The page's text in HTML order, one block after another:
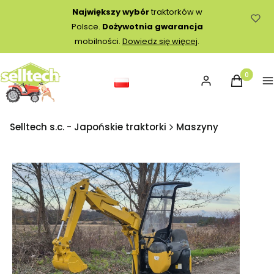
Największy wybórtraktorków w
Polsce. Dożywotnia gwarancja
mobilności. Dowiedz się więcej.
Zaloguj sięProdukty
Koszyk
Selltech s.c. - Japońskie traktorki Maszyny